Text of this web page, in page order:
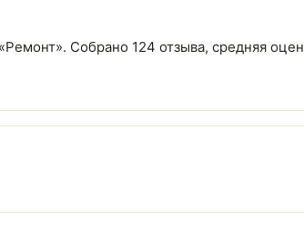
Собрано 124 отзыва, средняя